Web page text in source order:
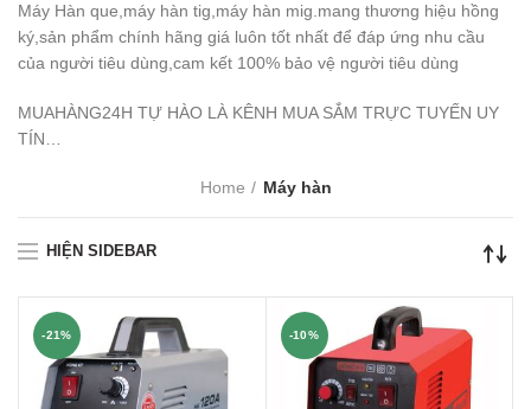
Máy Hàn que,máy hàn tig,máy hàn mig.mang thương hiệu hồng
ký,sản phẩm chính hãng giá luôn tốt nhất để đáp ứng nhu cầu
của người tiêu dùng,cam kết 100% bảo vệ người tiêu dùng
MUAHÀNG24H TỰ HÀO LÀ KÊNH MUA SẮM TRỰC TUYẾN UY
TÍN…
Home Máy hàn
HIỆN SIDEBAR
-21% -10%